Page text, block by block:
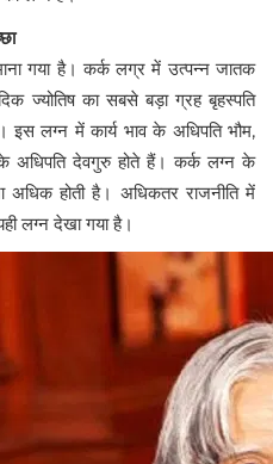
गया है। कर्क लग्र में उत्पन्न जातक
ज्योतिष का सबसे बड़ा ग्रह बृहस्पति
लग्न में कार्य भाव के अधिपति भौम,
देवगुरु होते हैं। कर्क लग्न के
अधिक होती है। अधिकतर राजनीति में
लग्न देखा गया है।